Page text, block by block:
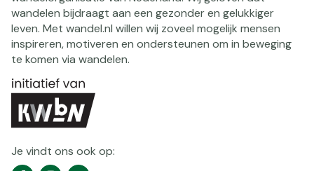
wandelen bijdraagt aan een gezonder en gelukkiger
leven. Met wandel.nl willen wij zoveel mogelijk mensen
inspireren, motiveren en ondersteunen om in beweging
te komen via wandelen.
Je vindt ons ook op:
Social